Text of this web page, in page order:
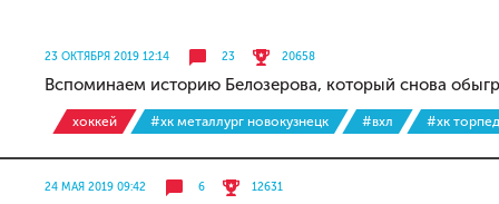
23 ОКТЯБРЯ 2019 12:14 23 20658
Вспоминаем историю Белозерова, который снова
хоккей #хк металлург новокузнецк #вхл #хк
24 МАЯ 2019 09:42 6 12631